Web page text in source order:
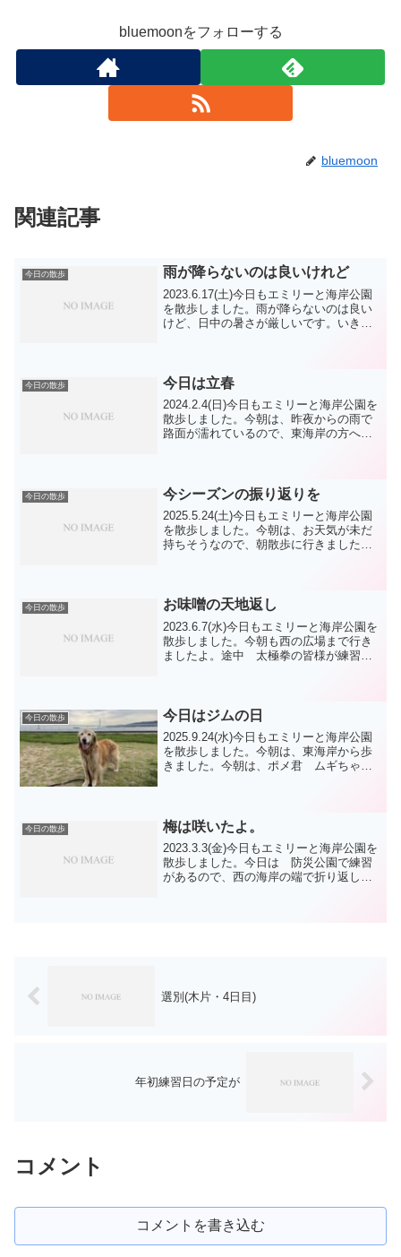
bluemoonをフォローする
bluemoon
関連記事
今日の散歩 雨が降らないのは良いけれど
2023.6.17(土)今日もエミリーと海岸公園
を散歩しました。雨が降らないのは良い
けど、日中の暑さが厳しいです。いきな
の後は右周...
今日の散歩 今日は立春
2024.2.4(日)今日もエミリーと海岸公園を
散歩しました。今朝は、昨夜からの雨で
路面が濡れているので、東海岸の方へ行
って季節感の無...
今日の散歩 今シーズンの振り返りを
2025.5.24(土)今日もエミリーと海岸公園
を散歩しました。今朝は、お天気が未だ
持ちそうなので、朝散歩に行きました。
エミリー ...
今日の散歩 お味噌の天地返し
2023.6.7(水)今日もエミリーと海岸公園を
散歩しました。今朝も西の広場まで行き
ましたよ。途中 太極拳の皆様が練習中
リータイム...
今日の散歩 今日はジムの日
2025.9.24(水)今日もエミリーと海岸公園
を散歩しました。今朝は、東海岸から歩
きました。今朝は、ポメ君 ムギちゃ
モモコちゃん...
今日の散歩 梅は咲いたよ。
2023.3.3(金)今日もエミリーと海岸公園を
散歩しました。今日は 防災公園で練習
があるので、西の海岸の端で折り返しま
選別(木片・4日目)
年初練習日の予定が
コメント
コメントを書き込む